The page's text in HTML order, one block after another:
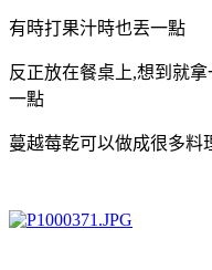
有時打果汁時也丟一點
反正放在餐桌上,想到就
一點
蔓越莓乾可以做成很多料